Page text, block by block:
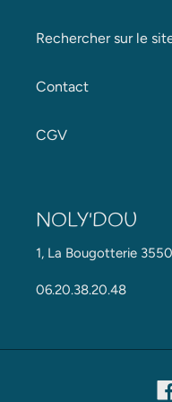
Rechercher sur le
Contact
CGV
NOLY'DOU
1, La Bougotterie
06.20.38.20.48